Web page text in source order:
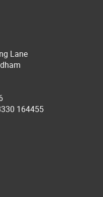
Lane
164455